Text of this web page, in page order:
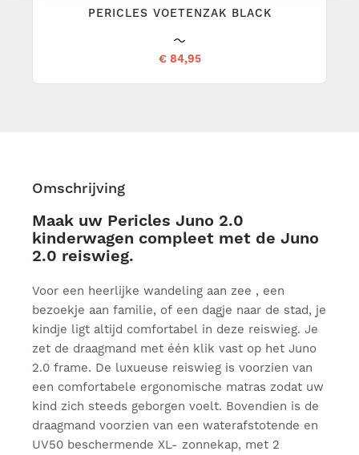
PERICLES VOETENZAK BLACK
€ 84,95
Omschrijving
Maak uw Pericles Juno 2.0
kinderwagen compleet met de Juno
2.0 reiswieg.
Voor een heerlijke wandeling aan zee , een
bezoekje aan familie, of een dagje naar de stad, je
kindje ligt altijd comfortabel in deze reiswieg. Je
zet de draagmand met één klik vast op het Juno
2.0 frame. De luxueuse reiswieg is voorzien van
een comfortabele ergonomische matras zodat uw
kind zich steeds geborgen voelt. Bovendien is de
draagmand voorzien van een waterafstotende en
UV50 beschermende XL- zonnekap, met 2